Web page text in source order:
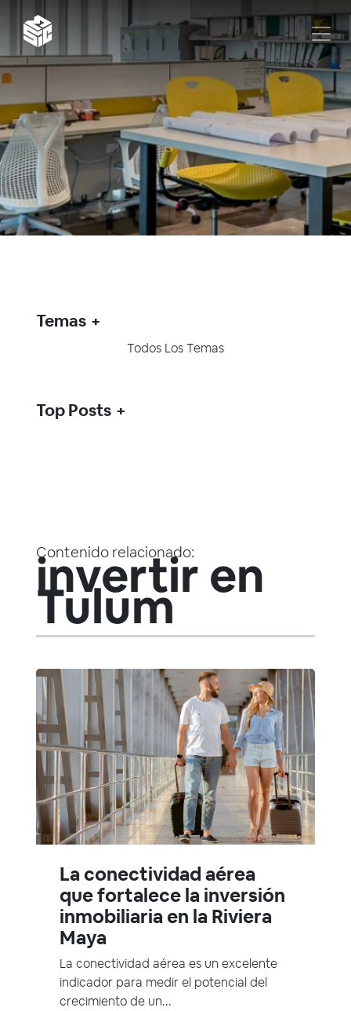
Contenido relacionado:
invertir en
Tulum
La conectividad aérea
que fortalece la inversión
inmobiliaria en la Riviera
Maya
La conectividad aérea es un excelente
indicador para medir el potencial del
crecimiento de un...
Temas
Todos Los Temas
Top Posts